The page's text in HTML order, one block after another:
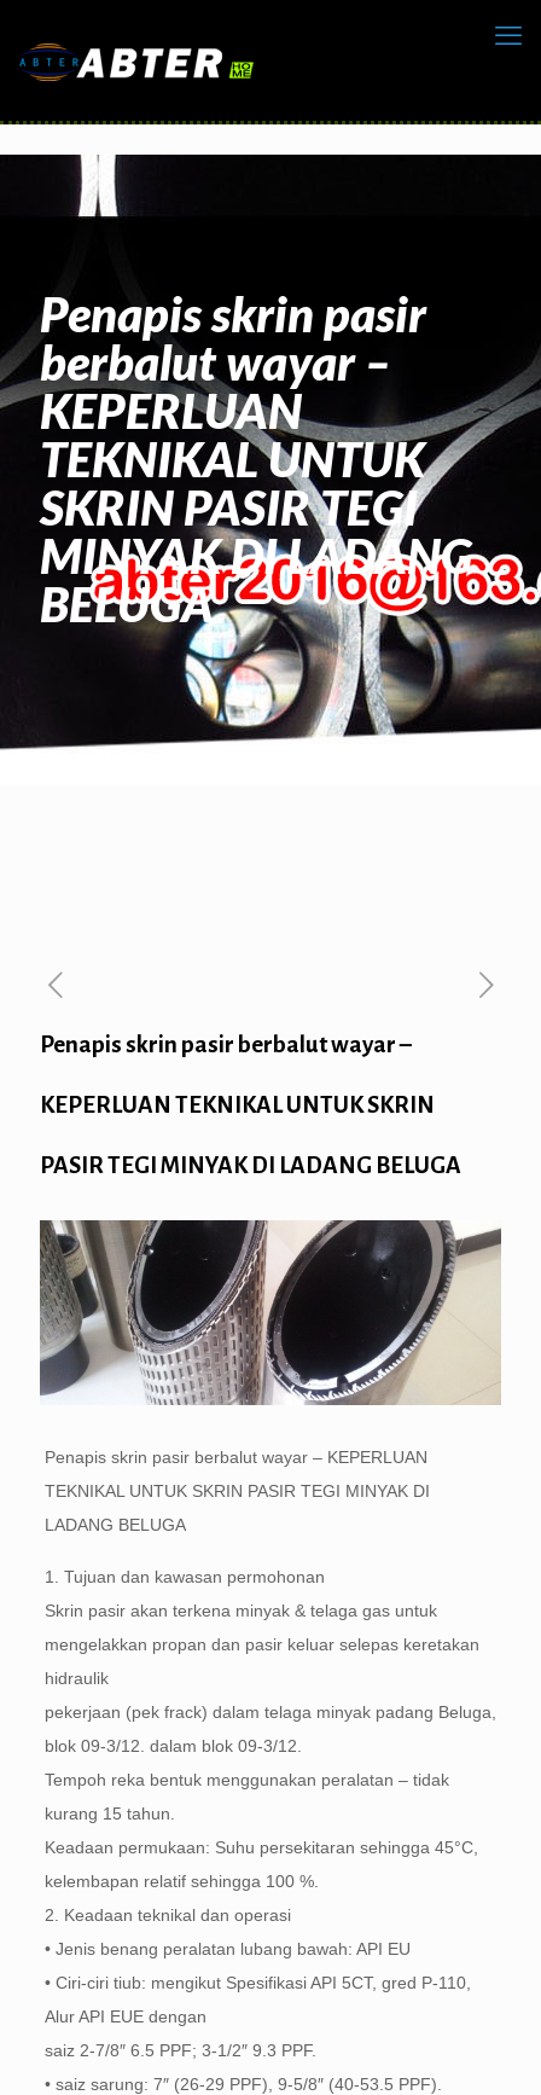
Penapis skrin pasir
berbalut wayar –
KEPERLUAN
TEKNIKAL UNTUK
SKRIN PASIR TEGI
MINYAK DI LADANG
BELUGA
Penapis skrin pasir berbalut wayar –
KEPERLUAN TEKNIKAL UNTUK SKRIN
PASIR TEGI MINYAK DI LADANG BELUGA
Penapis skrin pasir berbalut wayar – KEPERLUAN
TEKNIKAL UNTUK SKRIN PASIR TEGI MINYAK DI
LADANG BELUGA
1. Tujuan dan kawasan permohonan
Skrin pasir akan terkena minyak & telaga gas untuk
mengelakkan propan dan pasir keluar selepas keretakan
hidraulik
pekerjaan (pek frack) dalam telaga minyak padang Beluga,
blok 09-3/12. dalam blok 09-3/12.
Tempoh reka bentuk menggunakan peralatan – tidak
kurang 15 tahun.
Keadaan permukaan: Suhu persekitaran sehingga 45°C,
kelembapan relatif sehingga 100 %.
2. Keadaan teknikal dan operasi
• Jenis benang peralatan lubang bawah: API EU
• Ciri-ciri tiub: mengikut Spesifikasi API 5CT, gred P-110,
Alur API EUE dengan
saiz 2-7/8″ 6.5 PPF; 3-1/2″ 9.3 PPF.
• saiz sarung: 7″ (26-29 PPF), 9-5/8″ (40-53.5 PPF).